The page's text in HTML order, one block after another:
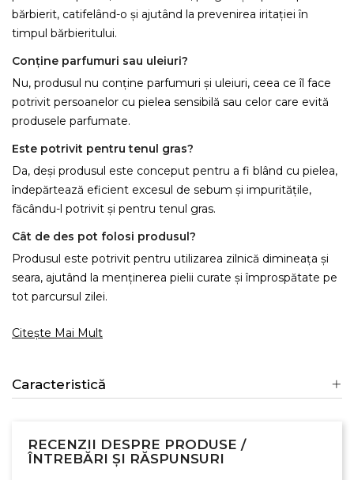
bărbierit, catifelând-o și ajutând la prevenirea iritației în
timpul bărbieritului.
Conține parfumuri sau uleiuri?
Nu, produsul nu conține parfumuri și uleiuri, ceea ce îl face
potrivit persoanelor cu pielea sensibilă sau celor care evită
produsele parfumate.
Este potrivit pentru tenul gras?
Da, deși produsul este conceput pentru a fi blând cu pielea,
îndepărtează eficient excesul de sebum și impuritățile,
făcându-l potrivit și pentru tenul gras.
Cât de des pot folosi produsul?
Produsul este potrivit pentru utilizarea zilnică dimineața și
seara, ajutând la menținerea pielii curate și împrospătate pe
tot parcursul zilei.
Citește Mai Mult
Caracteristică
RECENZII DESPRE PRODUSE /
ÎNTREBĂRI ȘI RĂSPUNSURI
Creeaza o lista de dorinte ×
Numele listei de dorinte
Creeaza o lista de dorinte